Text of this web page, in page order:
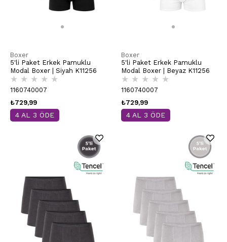
Boxer
5'li Paket Erkek Pamuklu
Modal Boxer | Siyah K11256
★ ★ ★ ★ ★
1160740007
₺729,99
4 AL 3 ÖDE
Boxer
5'li Paket Erkek Pamuklu
Modal Boxer | Beyaz K11256
★ ★ ★ ★ ★
1160740007
₺729,99
4 AL 3 ÖDE